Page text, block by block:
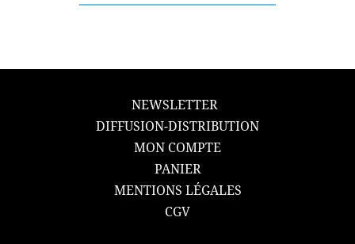
NEWSLETTER
DIFFUSION-DISTRIBUTION
MON COMPTE
PANIER
MENTIONS LÉGALES
CGV